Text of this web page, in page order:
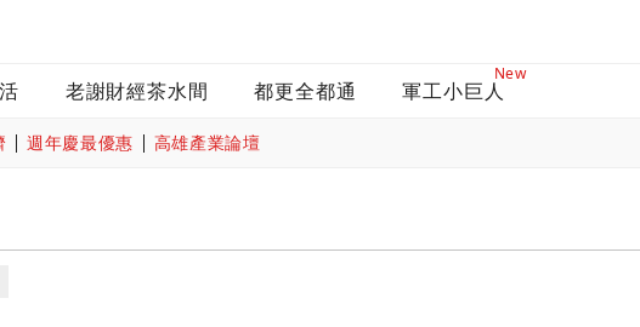
老謝財經茶水間 都更全都通
New
軍工小巨人
週年慶最優惠 高雄產業論壇